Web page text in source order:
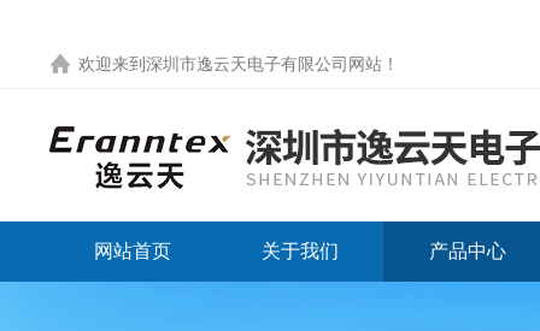
欢迎来到 深圳市逸云天电子有限公司网站 ！
网站首页 关于我们 产品中心